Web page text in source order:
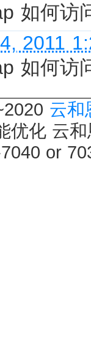
如何访
2011
如何访
云和
优化 云
or